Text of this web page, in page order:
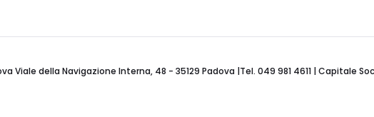
Viale della Navigazione Interna, 48 - 35129 Padova |Tel. 049 981 4611 | Capitale